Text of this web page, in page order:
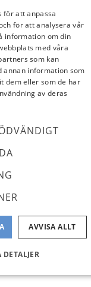
UNDERBART
UTSIKT ÖVER
Grundvik Boyta : 132
Tomtyta
för att anpassa
för att analysera vår
information om din
med våra
som kan
annan information som
dem eller som de har
av deras
AVVISA ALLT
DETALJER